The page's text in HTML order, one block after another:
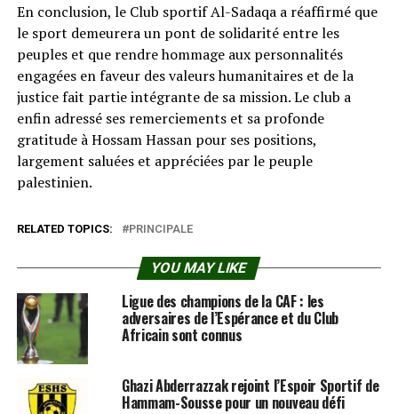
En conclusion, le Club sportif Al-Sadaqa a réaffirmé que
le sport demeurera un pont de solidarité entre les
peuples et que rendre hommage aux personnalités
engagées en faveur des valeurs humanitaires et de la
justice fait partie intégrante de sa mission. Le club a
enfin adressé ses remerciements et sa profonde
gratitude à Hossam Hassan pour ses positions,
largement saluées et appréciées par le peuple
palestinien.
RELATED TOPICS: PRINCIPALE
YOU MAY LIKE
Ligue des champions de la CAF : les
adversaires de l’Espérance et du Club
Africain sont connus
Ghazi Abderrazzak rejoint l’Espoir Sportif de
Hammam-Sousse pour un nouveau défi